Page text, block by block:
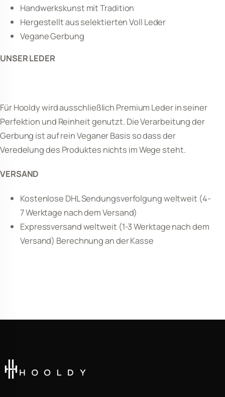
Handwerkskunst mit Tradition
Hergestellt aus selektierten Voll Leder
Vegane Gerbung
UNSER LEDER
Für Hooldy wird ausschließlich Premium Leder in seiner
Perfektion und Reinheit genutzt. Die Verarbeitung der
Gerbung ist auf rein Veganer Basis so dass der
Veredelung des Produktes nichts im Wege steht.
VERSAND
Kostenlose DHL Sendungsverfolgung weltweit (4-
7 Werktage nach dem Versand)
Expressversand weltweit (1-3 Werktage nach dem
Versand) Berechnung an der Kasse